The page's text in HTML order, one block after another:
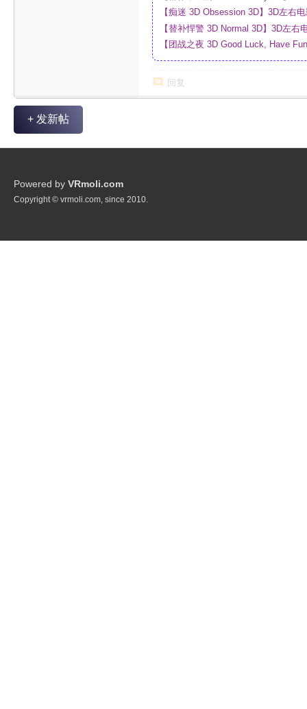
_网盘
【痴迷 3D Obsession 3D】3D左右
【替补悍警 3D Normal 3D】3D左
【团战之夜 3D Good Luck, Have
回复
+ 发新帖
Powered by VRmoli.com
Copyright © vrmoli.com, since 2010.